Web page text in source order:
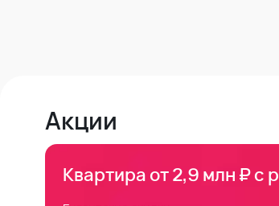
Акции
Квартира от 2,9 млн ₽ с